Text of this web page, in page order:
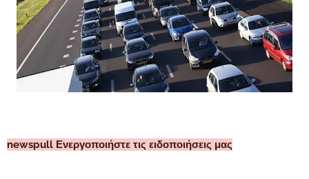
newspull Ενεργοποιήστε τις ειδοποιήσεις μας